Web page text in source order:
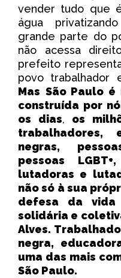
vender tudo que
água
grande parte do
não acessa
prefeito
povo trabalhador
Mas São Paulo é
construída por
os dias, os
trabalhadores,
negras,
pessoas
lutadoras e
não só à sua
defesa da
solidária e
Alves.
negra,
uma das mais
São Paulo.